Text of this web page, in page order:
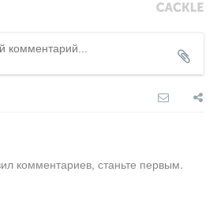
комментариев, станьте первым.